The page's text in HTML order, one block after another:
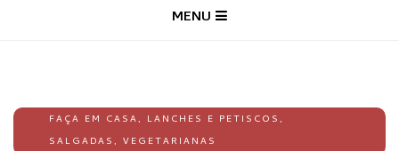
MENU
FAÇA EM CASA, LANCHES E PETISCOS,
SALGADAS, VEGETARIANAS